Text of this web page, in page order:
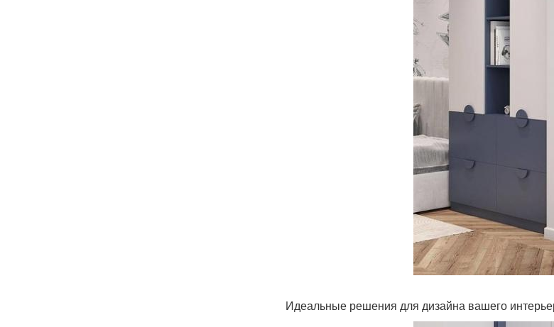
Идеальные решения для дизайна вашего